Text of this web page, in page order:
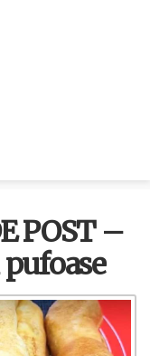
POST –